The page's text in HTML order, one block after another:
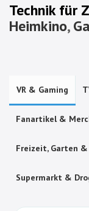
Technik für
Heimkino,
VR & Gaming
Fanartikel &
Freizeit, Garten &
Supermarkt &